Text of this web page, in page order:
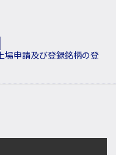
場申請及び登録銘柄の登